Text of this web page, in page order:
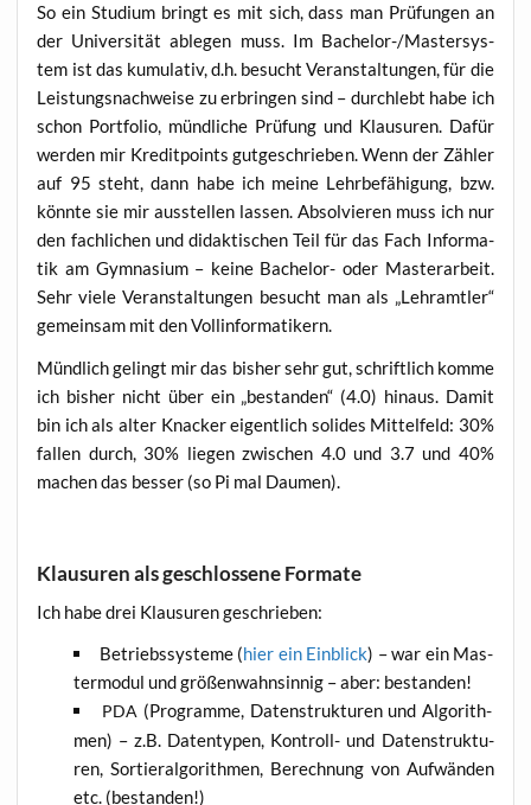
So ein Stu­di­um bringt es mit sich, dass man Prü­fun­gen an
der Uni­ver­si­tät able­gen muss. Im Bache­lor-/Mas­ter­sys­
tem ist das kumu­la­tiv, d.h. besucht Ver­an­stal­tun­gen, für die
Leis­tungs­nach­wei­se zu erbrin­gen sind – durch­lebt habe ich
schon Port­fo­lio, münd­li­che Prü­fung und Klau­su­ren. Dafür
wer­den mir Kre­dit­points gut­ge­schrie­ben. Wenn der Zäh­ler
auf 95 steht, dann habe ich mei­ne Lehr­be­fä­hi­gung, bzw.
könn­te sie mir aus­stel­len las­sen. Absol­vie­ren muss ich nur
den fach­li­chen und didak­ti­schen Teil für das Fach Infor­ma­
tik am Gym­na­si­um – kei­ne Bache­lor- oder Mas­ter­ar­beit.
Sehr vie­le Ver­an­stal­tun­gen besucht man als „Lehr­amt­ler“
gemein­sam mit den Vollinformatikern.
Münd­lich gelingt mir das bis­her sehr gut, schrift­lich kom­me
ich bis­her nicht über ein „bestan­den“ (4.0) hin­aus. Damit
bin ich als alter Kna­cker eigent­lich soli­des Mit­tel­feld: 30%
fal­len durch, 30% lie­gen zwi­schen 4.0 und 3.7 und 40%
machen das bes­ser (so Pi mal Daumen).
Klausuren als geschlossene Formate
Ich habe drei Klau­su­ren geschrieben:
Betriebs­sys­te­me (hier ein Ein­blick) – war ein Mas­
ter­mo­dul und grö­ßen­wahn­sin­nig – aber: bestanden!
PDA (Pro­gram­me, Daten­struk­tu­ren und Algo­rith­
men) – z.B. Daten­ty­pen, Kon­troll- und Daten­struk­tu­
ren, Sor­tier­al­go­rith­men, Berech­nung von Auf­wän­den
etc. (bestan­den!)